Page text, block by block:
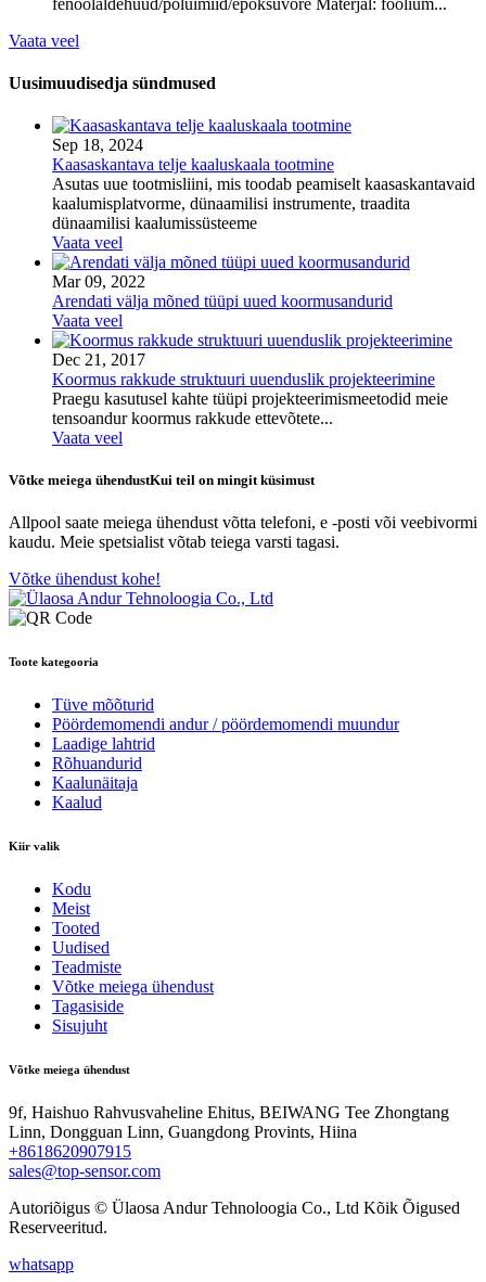
Vaata veel
Uusimuudisedja sündmused
Sep 18, 2024
Kaasaskantava telje kaaluskaala tootmine
Asutas uue tootmisliini, mis toodab peamiselt kaasaskantavaid
kaalumisplatvorme, dünaamilisi instrumente, traadita
dünaamilisi kaalumissüsteeme
Vaata veel
Mar 09, 2022
Arendati välja mõned tüüpi uued koormusandurid
Vaata veel
Dec 21, 2017
Koormus rakkude struktuuri uuenduslik projekteerimine
Praegu kasutusel kahte tüüpi projekteerimismeetodid meie
tensoandur koormus rakkude ettevõtete...
Vaata veel
Võtke meiega ühendustKui teil on mingit küsimust
Allpool saate meiega ühendust võtta telefoni, e -posti või veebivormi
kaudu. Meie spetsialist võtab teiega varsti tagasi.
Võtke ühendust kohe!
Toote kategooria
Tüve mõõturid
Pöördemomendi andur / pöördemomendi muundur
Laadige lahtrid
Rõhuandurid
Kaalunäitaja
Kaalud
Kiir valik
Kodu
Meist
Tooted
Uudised
Teadmiste
Võtke meiega ühendust
Tagasiside
Sisujuht
Võtke meiega ühendust
9f, Haishuo Rahvusvaheline Ehitus, BEIWANG Tee Zhongtang
Linn, Dongguan Linn, Guangdong Provints, Hiina
+8618620907915
sales@top-sensor.com
Autoriõigus © Ülaosa Andur Tehnoloogia Co., Ltd Kõik Õigused
Reserveeritud.
whatsapp